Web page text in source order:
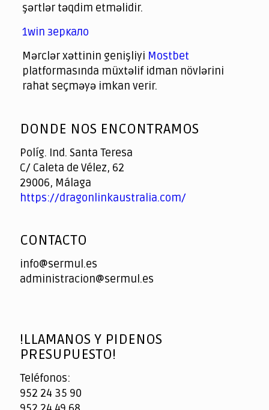
şərtlər təqdim etməlidir.
1win зеркало
Mərclər xəttinin genişliyi Mostbet
platformasında müxtəlif idman növlərini
rahat seçməyə imkan verir.
of
DONDE NOS ENCONTRAMOS
Políg. Ind. Santa Teresa
C/ Caleta de Vélez, 62
29006, Málaga
https://dragonlinkaustralia.com/
CONTACTO
info@sermul.es
administracion@sermul.es
!LLAMANOS Y PIDENOS
PRESUPUESTO!
Teléfonos:
952 24 35 90